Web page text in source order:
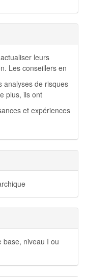
leurs
Les conseillers en
analyses de risques
plus, ils ont
et expériences
base, niveau I ou